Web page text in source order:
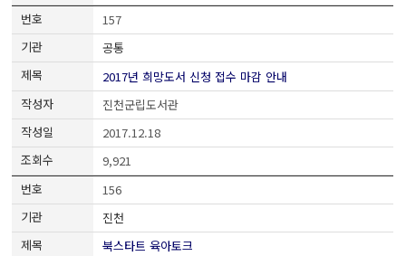
157
공통
2017년 희망도서 신청 접수 마감 안내
진천군립도서관
2017.12.18
9,921
156
진천
북스타트 육아토크